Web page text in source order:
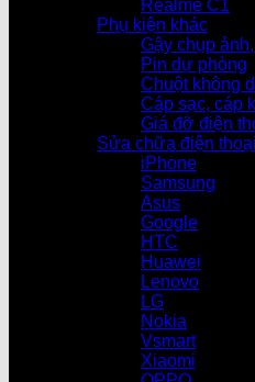
Realme C1
Phụ kiện khác
Gậy chụp
Pin dự phòng
Chuột không
Cáp sạc, cáp
Giá đỡ điện
Sửa chữa điện thoại
iPhone
Samsung
Asus
Google
HTC
Huawei
Lenovo
LG
Nokia
Vsmart
Xiaomi